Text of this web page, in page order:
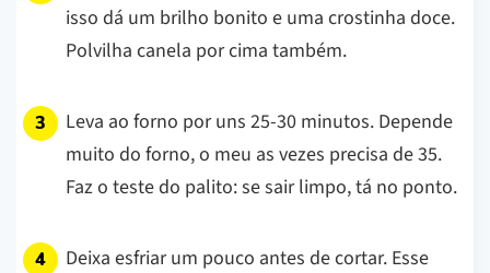
isso dá um brilho bonito e uma crostinha doce.
Polvilha canela por cima também.
Leva ao forno por uns 25-30 minutos. Depende
muito do forno, o meu as vezes precisa de 35.
Faz o teste do palito: se sair limpo, tá no ponto.
Deixa esfriar um pouco antes de cortar. Esse